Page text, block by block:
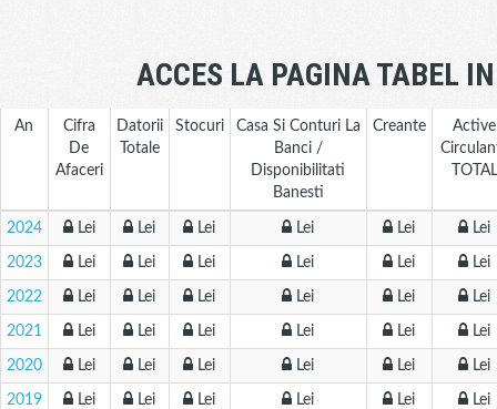
ACCES LA PAGINA TABEL
An
Cifra
De
Afaceri
Datorii
Totale
Stocuri
Casa Si Conturi La
Banci /
Disponibilitati
Banesti
Creante
Active
TOTAL
2024 Lei Lei Lei Lei Lei Lei
2023 Lei Lei Lei Lei Lei Lei
2022 Lei Lei Lei Lei Lei Lei
2021 Lei Lei Lei Lei Lei Lei
2020 Lei Lei Lei Lei Lei Lei
2019 Lei Lei Lei Lei Lei Lei